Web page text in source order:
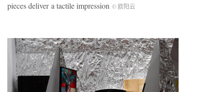
pieces deliver a tactile impression © 欧阳云